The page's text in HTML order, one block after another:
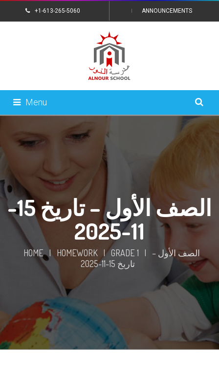
+1-613-265-5060 ANNOUNCEMENTS
Menu
الصف الأول – تاريخ 15-
11-2025
HOME | HOMEWORK | GRADE 1 |
الصف الأول –
تاريخ 15-11-2025